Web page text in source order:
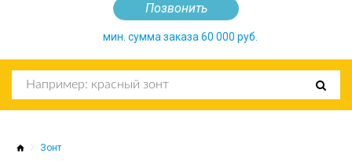
Позвонить
мин. сумма заказа 60 000 руб.
Зонт